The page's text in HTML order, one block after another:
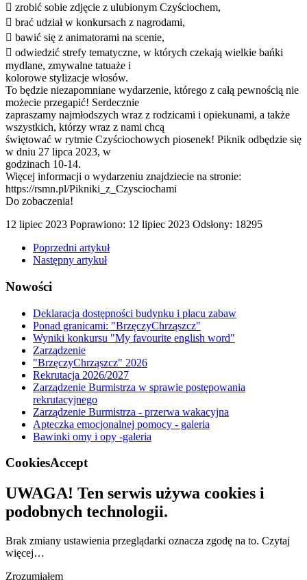
 zrobić sobie zdjęcie z ulubionym Czyściochem,
 brać udział w konkursach z nagrodami,
 bawić się z animatorami na scenie,
 odwiedzić strefy tematyczne, w których czekają wielkie bańki
mydlane, zmywalne tatuaże i
kolorowe stylizacje włosów.
To będzie niezapomniane wydarzenie, którego z całą pewnością nie
możecie przegapić! Serdecznie
zapraszamy najmłodszych wraz z rodzicami i opiekunami, a także
wszystkich, którzy wraz z nami chcą
świętować w rytmie Czyściochowych piosenek! Piknik odbędzie się
w dniu 27 lipca 2023, w
godzinach 10-14.
Więcej informacji o wydarzeniu znajdziecie na stronie:
https://rsmn.pl/Pikniki_z_Czysciochami
Do zobaczenia!
12 lipiec 2023 Poprawiono: 12 lipiec 2023 Odsłony: 18295
Poprzedni artykuł
Następny artykuł
Nowości
Deklaracja dostępności budynku i placu zabaw
Ponad granicami: "BrzęczyChrząszcz"
Wyniki konkursu "My favourite english word"
Zarządzenie
"BrzęczyChrząszcz" 2026
Rekrutacja 2026/2027
Zarządzenie Burmistrza w sprawie postępowania
rekrutacyjnego
Zarządzenie Burmistrza - przerwa wakacyjna
Apteczka emocjonalnej pomocy - galeria
Bawinki omy i opy -galeria
CookiesAccept
UWAGA! Ten serwis używa cookies i
podobnych technologii.
Brak zmiany ustawienia przeglądarki oznacza zgodę na to. Czytaj
więcej…
Zrozumiałem